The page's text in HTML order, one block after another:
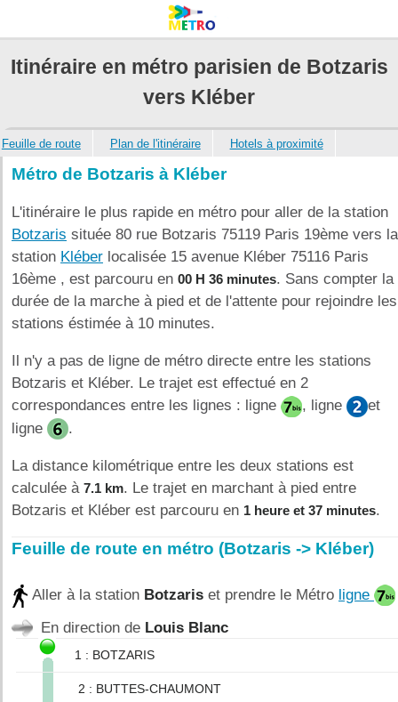
Itinéraire en métro parisien de Botzaris
vers Kléber
Feuille de route Plan de l'itinéraire Hotels à proximité
Métro de Botzaris à Kléber
L'itinéraire le plus rapide en métro pour aller de la station
Botzaris située 80 rue Botzaris 75119 Paris 19ème vers la
station Kléber localisée 15 avenue Kléber 75116 Paris
16ème , est parcouru en 00 H 36 minutes. Sans compter la
durée de la marche à pied et de l'attente pour rejoindre les
stations éstimée à 10 minutes.
Il n'y a pas de ligne de métro directe entre les stations
Botzaris et Kléber. Le trajet est effectué en 2
correspondances entre les lignes : ligne
, ligne
et
ligne
.
La distance kilométrique entre les deux stations est
calculée à 7.1 km. Le trajet en marchant à pied entre
Botzaris et Kléber est parcouru en 1 heure et 37 minutes.
Feuille de route en métro (Botzaris -> Kléber)
Aller à la station Botzaris et prendre le Métro ligne
En direction de Louis Blanc
1 : BOTZARIS
2 : BUTTES-CHAUMONT